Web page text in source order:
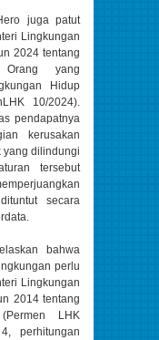
juga patut
Lingkungan
2024 tentang
yang
Hidup
10/2024).
pendapatnya
kerusakan
yang dilindungi
tersebut
secara
bahwa
perlu
Lingkungan
2014 tentang
LHK
perhitungan